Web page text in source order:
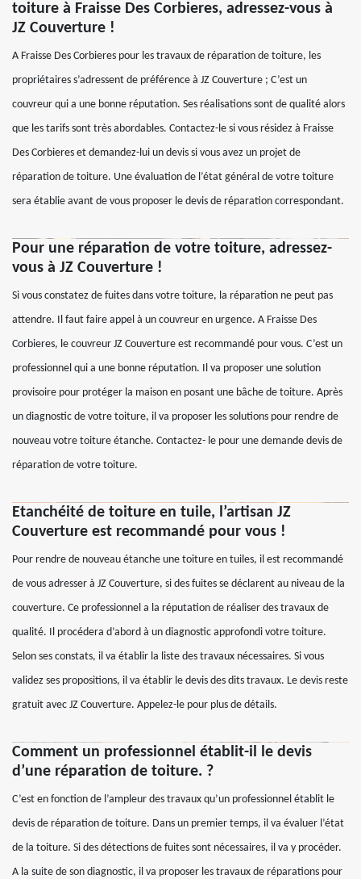
toiture à Fraisse Des Corbieres, adressez-vous à
JZ Couverture !
A Fraisse Des Corbieres pour les travaux de réparation de toiture, les
propriétaires s’adressent de préférence à JZ Couverture ; C’est un
couvreur qui a une bonne réputation. Ses réalisations sont de qualité alors
que les tarifs sont très abordables. Contactez-le si vous résidez à Fraisse
Des Corbieres et demandez-lui un devis si vous avez un projet de
réparation de toiture. Une évaluation de l’état général de votre toiture
sera établie avant de vous proposer le devis de réparation correspondant.
Pour une réparation de votre toiture, adressez-
vous à JZ Couverture !
Si vous constatez de fuites dans votre toiture, la réparation ne peut pas
attendre. Il faut faire appel à un couvreur en urgence. A Fraisse Des
Corbieres, le couvreur JZ Couverture est recommandé pour vous. C’est un
professionnel qui a une bonne réputation. Il va proposer une solution
provisoire pour protéger la maison en posant une bâche de toiture. Après
un diagnostic de votre toiture, il va proposer les solutions pour rendre de
nouveau votre toiture étanche. Contactez- le pour une demande devis de
réparation de votre toiture.
Etanchéité de toiture en tuile, l’artisan JZ
Couverture est recommandé pour vous !
Pour rendre de nouveau étanche une toiture en tuiles, il est recommandé
de vous adresser à JZ Couverture, si des fuites se déclarent au niveau de la
couverture. Ce professionnel a la réputation de réaliser des travaux de
qualité. Il procédera d’abord à un diagnostic approfondi votre toiture.
Selon ses constats, il va établir la liste des travaux nécessaires. Si vous
validez ses propositions, il va établir le devis des dits travaux. Le devis reste
gratuit avec JZ Couverture. Appelez-le pour plus de détails.
Comment un professionnel établit-il le devis
d’une réparation de toiture. ?
C’est en fonction de l’ampleur des travaux qu’un professionnel établit le
devis de réparation de toiture. Dans un premier temps, il va évaluer l’état
de la toiture. Si des détections de fuites sont nécessaires, il va y procéder.
A la suite de son diagnostic, il va proposer les travaux de réparations pour